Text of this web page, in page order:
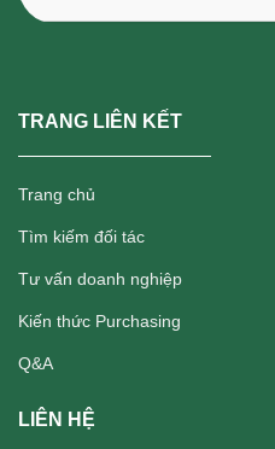
TRANG LIÊN KẾT
Trang chủ
Tìm kiếm đối tác
Tư vấn doanh nghiệp
Kiến thức Purchasing
Q&A
LIÊN HỆ